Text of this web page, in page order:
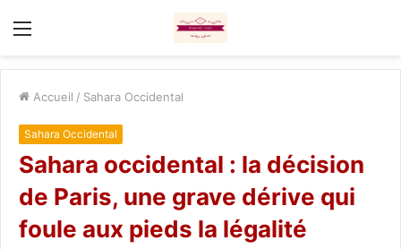
Menu
Accueil / Sahara Occidental
Sahara Occidental
Sahara occidental : la décision
de Paris, une grave dérive qui
foule aux pieds la légalité